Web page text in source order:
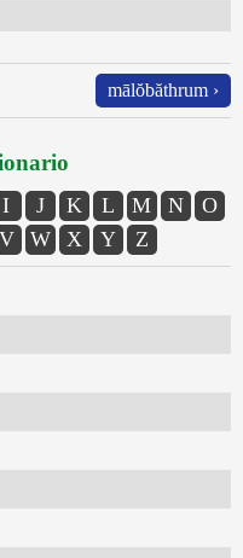
mālŏbăthrum ›
I J K L M N
O
V W X Y Z